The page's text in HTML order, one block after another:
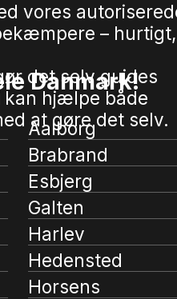
vores
– hurtigt,
det selv guides
kan hjælpe både
at gøre det selv.
Danmark!
Aalborg
Brabrand
Esbjerg
Galten
Harlev
Hedensted
Horsens